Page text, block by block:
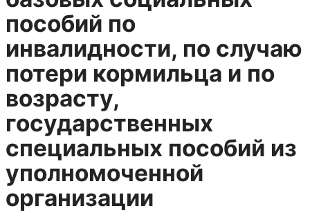
пособий по
инвалидности, по случаю
потери кормильца и по
возрасту,
государственных
специальных пособий из
уполномоченной
организации